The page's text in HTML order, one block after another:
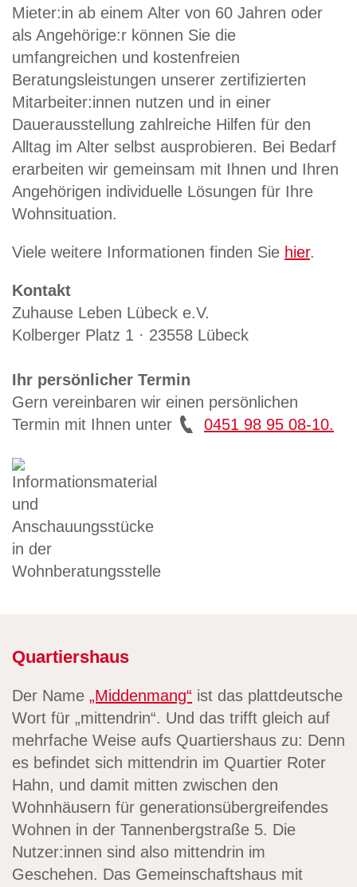
Mieter:in ab einem Alter von 60 Jahren oder
als Angehörige:r können Sie die
umfangreichen und kostenfreien
Beratungsleistungen unserer zertifizierten
Mitarbeiter:innen nutzen und in einer
Dauerausstellung zahlreiche Hilfen für den
Alltag im Alter selbst ausprobieren. Bei Bedarf
erarbeiten wir gemeinsam mit Ihnen und Ihren
Angehörigen individuelle Lösungen für Ihre
Wohnsituation.
Viele weitere Informationen finden Sie hier.
Kontakt
Zuhause Leben Lübeck e.V.
Kolberger Platz 1 · 23558 Lübeck
Ihr persönlicher Termin
Gern vereinbaren wir einen persönlichen
Termin mit Ihnen unter
0451 98 95 08-10.
Quartiershaus
Der Name „Middenmang“ ist das plattdeutsche
Wort für „mittendrin“. Und das trifft gleich auf
mehrfache Weise aufs Quartiershaus zu: Denn
es befindet sich mittendrin im Quartier Roter
Hahn, und damit mitten zwischen den
Wohnhäusern für generationsübergreifendes
Wohnen in der Tannenbergstraße 5. Die
Nutzer:innen sind also mittendrin im
Geschehen. Das Gemeinschaftshaus mit